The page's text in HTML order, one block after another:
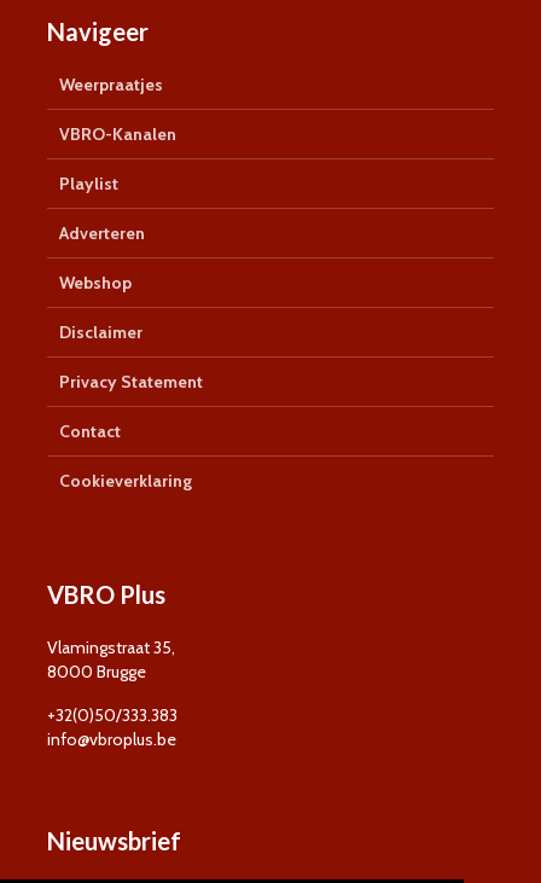
Navigeer
Weerpraatjes
VBRO-Kanalen
Playlist
Adverteren
Webshop
Disclaimer
Privacy Statement
Contact
Cookieverklaring
VBRO Plus
Vlamingstraat 35,
8000 Brugge
+32(0)50/333.383
info@vbroplus.be
Nieuwsbrief